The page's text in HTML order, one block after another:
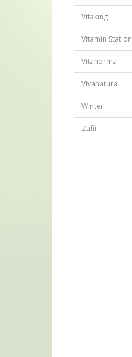
Vitaking
Vitamin Station
Vitanorma
Vivanatura
Winter
Zafír